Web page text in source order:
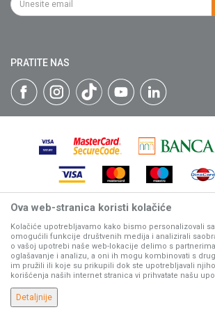
Matični broj: 07593252
Katalozi
Isporuka
Plaćanje karticama
Web kredit Raiffeisen banke
Pravo na odustajanje
Povraćaj sredstava
Zamena artikala
PRATITE NAS
Nastojimo da budemo što precizniji u opisu
slika i samih cena, ali ne možemo
informacije kompletne i bez
Svi artikli prikazani na sajtu su deo naše
podrazumeva da su dostupni u
©2026www.villagerstore.com
Ova web-stranica koristi kolačiće
Kolačiće upotrebljavamo kako bismo personalizovali
omogućili funkcije društvenih medija i analizirali
o vašoj upotrebi naše web-lokacije delimo s
oglašavanje i analizu, a oni ih mogu kombinovati s
im pružili ili koje su prikupili dok ste upotrebljavali
korišćenja naših internet stranica vi prihvatate našu
Detaljnije